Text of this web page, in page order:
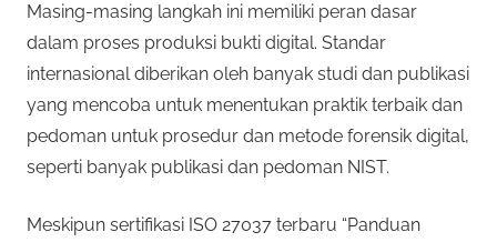
Masing-masing langkah ini memiliki peran dasar
dalam proses produksi bukti digital. Standar
internasional diberikan oleh banyak studi dan publikasi
yang mencoba untuk menentukan praktik terbaik dan
pedoman untuk prosedur dan metode forensik digital,
seperti banyak publikasi dan pedoman NIST.
Meskipun sertifikasi ISO 27037 terbaru “Panduan